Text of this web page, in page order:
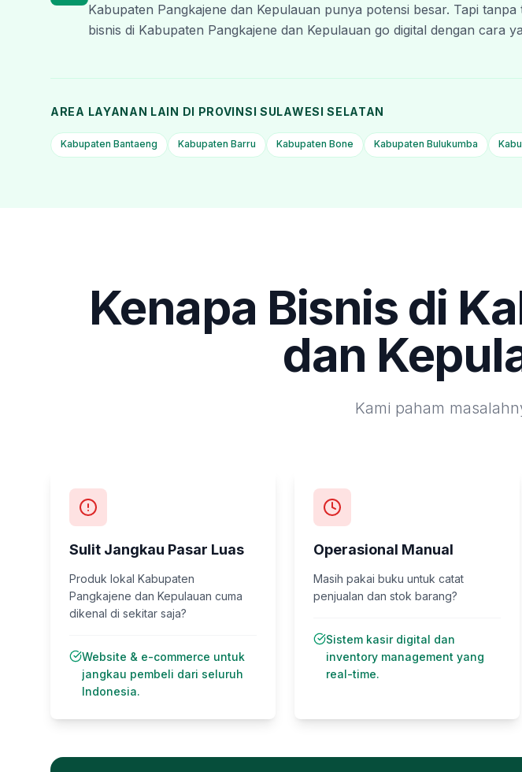
Kabupaten Pangkajene dan Kepulauan punya potensi besar. Tapi
bisnis di Kabupaten Pangkajene dan Kepulauan go digital dengan
AREA LAYANAN LAIN DI PROVINSI SULAWESI SELATAN
Kabupaten Bantaeng Kabupaten Barru Kabupaten Bone Kabupaten Bulukumba
Kenapa Bisnis di
dan
Kami paham
Sulit Jangkau Pasar Luas
Produk lokal Kabupaten
Pangkajene dan Kepulauan cuma
dikenal di sekitar saja?
Website & e-commerce untuk
jangkau pembeli dari seluruh
Indonesia.
Operasional Manual
Masih pakai buku untuk catat
penjualan dan stok barang?
Sistem kasir digital dan
inventory management yang
real-time.